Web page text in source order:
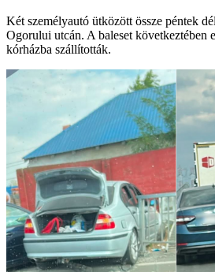
Két személyautó ütközött össze péntek
Ogorului utcán. A baleset következtében
kórházba szállították.